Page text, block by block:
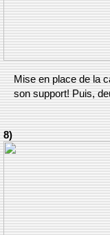
Mise en place de la
son support! Puis,
8)